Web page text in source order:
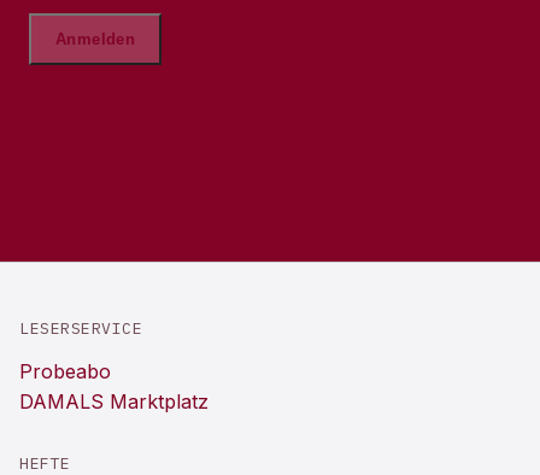
LESERSERVICE
Probeabo
DAMALS Marktplatz
HEFTE